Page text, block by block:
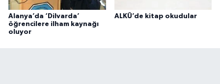
Alanya’da ‘Dilvarda’
öğrencilere ilham kaynağı
oluyor
ALKÜ’de kitap okudular